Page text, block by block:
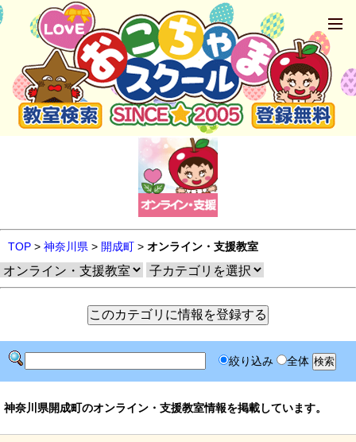
TOP > 神奈川県 > 開成町 > オンライン・支援教室
絞り込み 全体
神奈川県開成町のオンライン・支援教室情報を掲載しています。